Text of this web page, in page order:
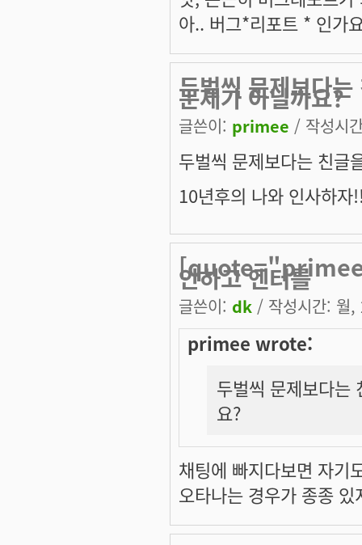
아.. 버그*리포트 * 인가
두벌씩 문제보다
문제가 아닐까요?
글쓴이: primee / 작성시
두벌씩 문제보다는 친글
10년후의 나와 인사하자
안하고 엔터를
글쓴이: dk / 작성시간: 월
primee wrote:
두벌씩 문제보다는
요?
채팅에 빠지다보면 자기
오타나는 경우가 종종 있